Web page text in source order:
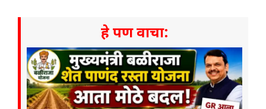
हे पण वाचा: